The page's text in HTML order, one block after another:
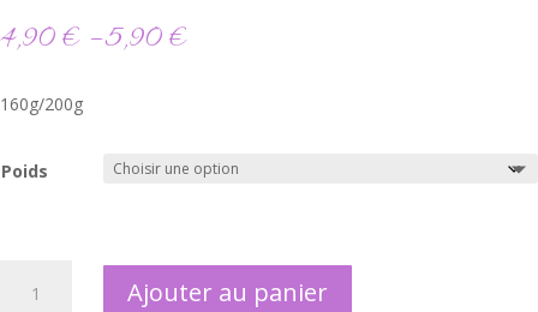
4,90€–5,90€
160g/200g
Poids
Ajouter au panier